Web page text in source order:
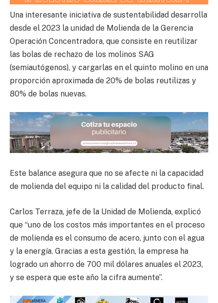
Una interesante iniciativa de sustentabilidad desarrolla
desde el 2023 la unidad de Molienda de la Gerencia
Operación Concentradora, que consiste en reutilizar
las bolas de rechazo de los molinos SAG
(semiautógenos), y cargarlas en el quinto molino en una
proporción aproximada de 20% de bolas reutilizas y
80% de bolas nuevas.
Este balance asegura que no se afecte ni la capacidad
de molienda del equipo ni la calidad del producto final.
Carlos Terraza, jefe de la Unidad de Molienda, explicó
que “uno de los costos más importantes en el proceso
de molienda es el consumo de acero, junto con el agua
y la energía. Gracias a esta gestión, la empresa ha
logrado un ahorro de 700 mil dólares anuales el 2023,
y se espera que este año la cifra aumente”.